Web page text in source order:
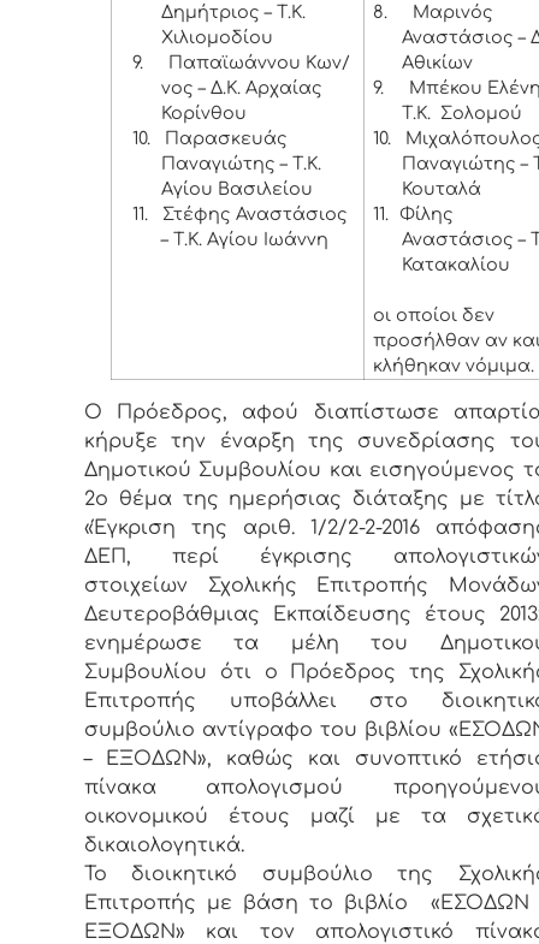
Δημήτριος – Τ.Κ.
Χιλιομοδίου
9.
Παπαϊωάννου Κων/
νος – Δ.Κ. Αρχαίας
Κορίνθου
10.
Παρασκευάς
Παναγιώτης – Τ.Κ.
Αγίου Βασιλείου
11.
Στέφης Αναστάσιος
– Τ.Κ. Αγίου Ιωάννη
8.
Μαρινός
Αναστάσιος –
Αθικίων
9.
Μπέκου
Τ.Κ. Σολομού
10.
Παναγιώτης –
Κουταλά
11. Φίλης
Αναστάσιος –
Κατακαλίου
οι οποίοι δεν
προσήλθαν αν
κλήθηκαν νόμιμα.
Ο Πρόεδρος, αφού διαπίστωσε
κήρυξε την έναρξη της συνεδρίασης
Δημοτικού Συμβουλίου και εισηγούμενος
2ο θέμα της ημερήσιας διάταξης με
«Έγκριση της αριθ. 1/2/2-2-2016
ΔΕΠ, περί έγκρισης
στοιχείων Σχολικής Επιτροπής
Δευτεροβάθμιας Εκπαίδευσης έτους
ενημέρωσε τα μέλη του
Συμβουλίου ότι ο Πρόεδρος της
Επιτροπής υποβάλλει στο
συμβούλιο αντίγραφο του βιβλίου
– ΕΞΟΔΩΝ», καθώς και συνοπτικό
πίνακα απολογισμού
οικονομικού έτους μαζί με τα
δικαιολογητικά.
Το διοικητικό συμβούλιο της
Επιτροπής με βάση το βιβλίο «ΕΣΟΔΩΝ
ΕΞΟΔΩΝ» και τον απολογιστικό